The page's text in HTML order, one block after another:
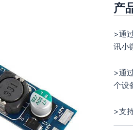
产
>通
讯小
>通
个设
>支